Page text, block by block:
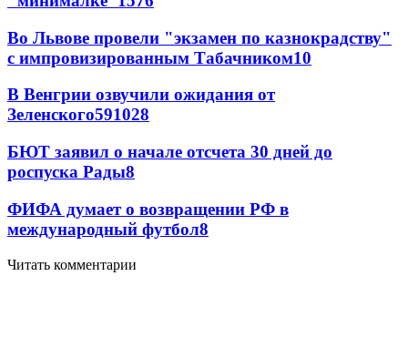
Во Львове провели "экзамен по казнокрадству"
с импровизированным Табачником10
В Венгрии озвучили ожидания от
Зеленского591028
БЮТ заявил о начале отсчета 30 дней до
роспуска Рады8
ФИФА думает о возвращении РФ в
международный футбол8
Читать комментарии